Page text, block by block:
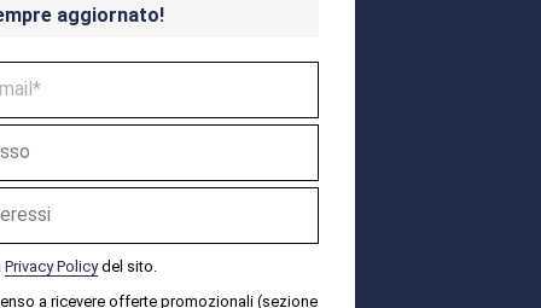
aggiornato!
Privacy Policydel sito.
a ricevere offerte promozionali (sezione